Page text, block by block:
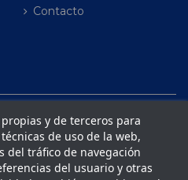
Contacto
y de terceros para
de uso de la web,
del tráfico de navegación
del usuario y otras